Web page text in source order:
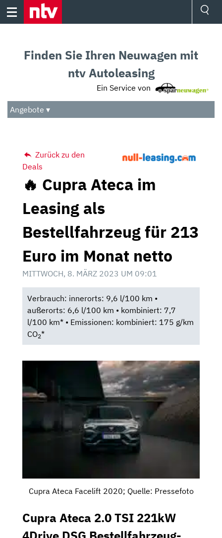
Skip
Audio
Das Beste
Finden Sie Ihren Neuwagen mit
ntv Autoleasing
Ein Service von
Angebote ▾
Zurück zu den
Deals
🔥 Cupra Ateca im
Leasing als
Bestellfahrzeug für 213
Euro im Monat netto
MITTWOCH, 8. MÄRZ 2023 UM 09:01
Verbrauch: innerorts: 9,6 l/100 km •
außerorts: 6,6 l/100 km • kombiniert: 7,7
l/100 km* • Emissionen: kombiniert: 175 g/km
CO2*
Cupra Ateca Facelift 2020; Quelle: Pressefoto
Cupra Ateca 2.0 TSI 221kW